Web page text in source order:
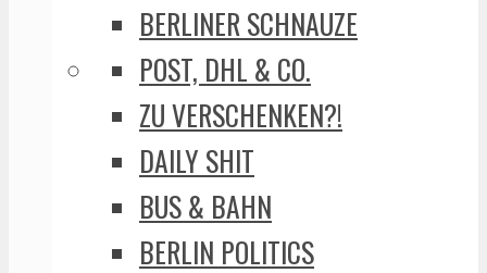
BERLINER SCHNAUZE
POST, DHL & CO.
ZU VERSCHENKEN?!
DAILY SHIT
BUS & BAHN
BERLIN POLITICS